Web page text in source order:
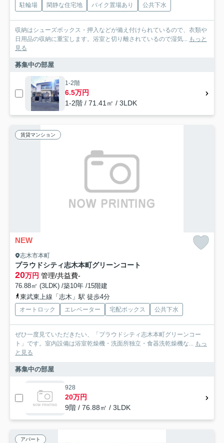
駐輪場 閑静な住宅地 バイク置場あり 公共下水
収納はシューズボックス・押入などが備え付けられているので、衣類や
日用品の収納に重宝します。浴室と切り離されているので湿気... もっと
見る
募集中の部屋
1-2階
6.5万円
1-2階 / 71.41㎡ / 3LDK
賃貸マンション
NEW
志木市本町
プラウドシティ志木本町グリーンコート
20万円 管理/共益費-
76.88㎡ (3LDK) /築10年 /15階建
東武東上線「志木」駅 徒歩4分
オートロック エレベーター 宅配ボックス 公共下水
ぜひ一度見ていただきたい、「プラウドシティ志木本町グリーンコー
ト」です。室内設備は浴室乾燥機・洗面所独立・食器洗乾燥機な... もっ
と見る
募集中の部屋
928
20万円
9階 / 76.88㎡ / 3LDK
アパート